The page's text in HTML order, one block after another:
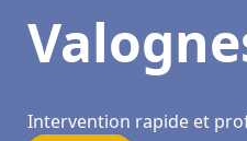
Intervention rapide et